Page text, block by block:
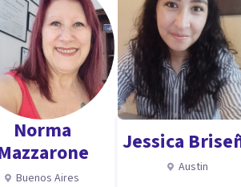
(un año trabajando en proyecto
deporte; experto en crisis catástrofes y
Norma
Buenos Aires
Jessica
Austin